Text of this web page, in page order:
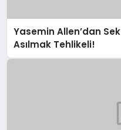
Yasemin Allen’dan
Asılmak Tehlikeli!